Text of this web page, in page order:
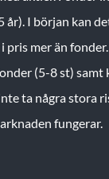
år). I början kan
pris mer än
(5-8 st)
ta några stora
fungerar.